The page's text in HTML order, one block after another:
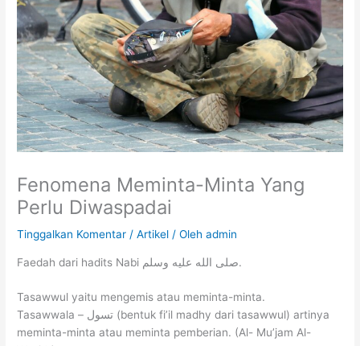
Fenomena Meminta-Minta Yang
Perlu Diwaspadai
Tinggalkan Komentar /Artikel / Olehadmin
Faedah dari hadits Nabi صلى الله عليه وسلم.
Tasawwul yaitu mengemis atau meminta-minta.
Tasawwala – تسول (bentuk fi’il madhy dari tasawwul) artinya
meminta-minta atau meminta pemberian. (Al- Mu’jam Al-